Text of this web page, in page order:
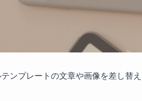
ンプレートの文章や画像を差し替